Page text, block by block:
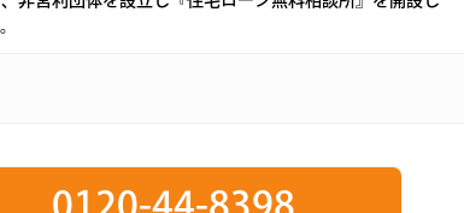
0120-44-8398